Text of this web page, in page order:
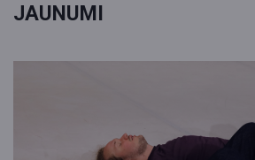
JAUNUMI